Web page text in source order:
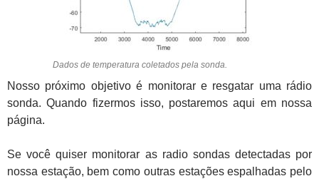
Dados de temperatura coletados pela sonda.
Nosso próximo objetivo é monitorar e resgatar uma rádio
sonda. Quando fizermos isso, postaremos aqui em nossa
página.
Se você quiser monitorar as radio sondas detectadas por
nossa estação, bem como outras estações espalhadas pelo